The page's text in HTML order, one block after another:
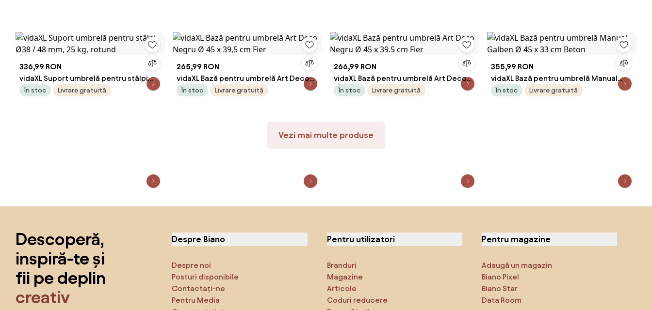
336,99 RON
vidaXL Suport umbrelă pentru stâlpi
Ø38 / 48 mm, 25 kg, rotund
În stoc Livrare gratuită
265,99 RON
vidaXL Bază pentru umbrelă Art Deco
Negru Ø 45 x 39,5 cm Fier
În stoc Livrare gratuită
266,99 RON
vidaXL Bază pentru umbrelă Art Deco
Negru Ø 45 x 39.5 cm Fier
În stoc Livrare gratuită
355,99 RON
vidaXL Bază pentru umbrelă Manual
Galben Ø 45 x 33 cm Beton
În stoc Livrare gratuită
Vezi mai multe produse
Descoperă,
inspiră-te și
fii pe deplin
creativ
Despre Biano
Despre noi
Posturi disponibile
Contactați-ne
Pentru Media
Pentru utilizatori
Branduri
Magazine
Articole
Coduri reducere
Pentru magazine
Adaugă un magazin
Biano Pixel
Biano Star
Data Room